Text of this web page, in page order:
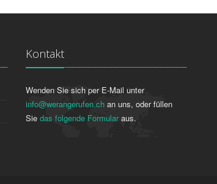
Kontakt
Wenden Sie sich per E-Mail unter
info@werangerufen.ch an uns, oder füllen
Sie das folgende Formularaus.